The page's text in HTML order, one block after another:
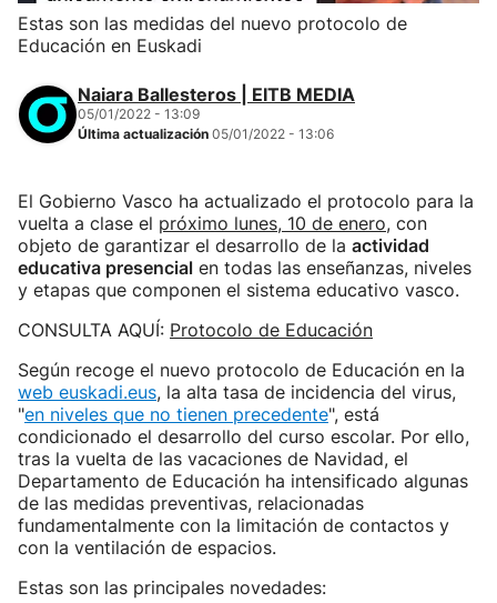
Estas son las medidas del nuevo protocolo de
Educación en Euskadi
Naiara Ballesteros | EITB MEDIA
05/01/2022 - 13:09
Última actualización 05/01/2022 - 13:06
El Gobierno Vasco ha actualizado el protocolo para la
vuelta a clase el próximo lunes, 10 de enero, con
objeto de garantizar el desarrollo de la actividad
educativa presencial en todas las enseñanzas, niveles
y etapas que componen el sistema educativo vasco.
CONSULTA AQUÍ: Protocolo de Educación
Según recoge el nuevo protocolo de Educación en la
web euskadi.eus, la alta tasa de incidencia del virus,
"en niveles que no tienen precedente", está
condicionado el desarrollo del curso escolar. Por ello,
tras la vuelta de las vacaciones de Navidad, el
Departamento de Educación ha intensificado algunas
de las medidas preventivas, relacionadas
fundamentalmente con la limitación de contactos y
con la ventilación de espacios.
Estas son las principales novedades: